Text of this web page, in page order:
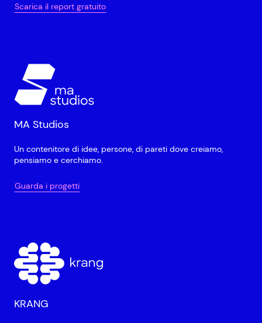
Scarica il report gratuito
MA Studios
Un contenitore di idee, persone, di pareti dove creiamo,
pensiamo e cerchiamo.
Guarda i progetti
KRANG